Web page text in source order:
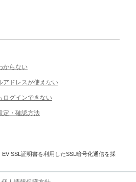
からない
アドレスが使えない
ログインできない
定・確認方法
SSL証明書を利用したSSL暗号化通信を採